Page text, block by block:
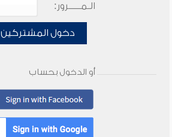
الـمـــــرور:
دخول المشتركين
أو الدخول بحساب